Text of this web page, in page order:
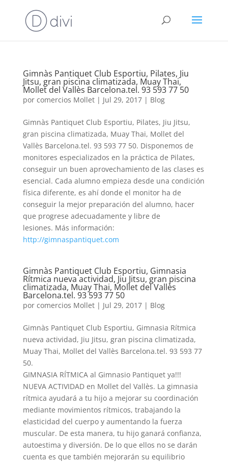
Gimnàs Pantiquet Club Esportiu, Pilates, Jiu
Jitsu, gran piscina climatizada, Muay Thai,
Mollet del Vallès Barcelona.tel. 93 593 77 50
por comercios Mollet| Jul 29, 2017| Blog
Gimnàs Pantiquet Club Esportiu, Pilates, Jiu Jitsu,
gran piscina climatizada, Muay Thai, Mollet del
Vallès Barcelona.tel. 93 593 77 50. Disponemos de
monitores especializados en la práctica de Pilates,
conseguir un buen aprovechamiento de las clases es
esencial. Cada alumno empieza desde una condición
física diferente, es ahí donde el monitor ha de
conseguir la mejor preparación del alumno, hacer
que progrese adecuadamente y libre de
lesiones. Más información:
http://gimnaspantiquet.com
Gimnàs Pantiquet Club Esportiu, Gimnasia
Rítmica nueva actividad, Jiu Jitsu, gran piscina
climatizada, Muay Thai, Mollet del Vallès
Barcelona.tel. 93 593 77 50
por comercios Mollet| Jul 29, 2017| Blog
Gimnàs Pantiquet Club Esportiu, Gimnasia Rítmica
nueva actividad, Jiu Jitsu, gran piscina climatizada,
Muay Thai, Mollet del Vallès Barcelona.tel. 93 593 77
50.
GIMNASIA RÍTMICA al Gimnasio Pantiquet ya!!!
NUEVA ACTIVIDAD en Mollet del Vallès. La gimnasia
rítmica ayudará a tu hijo a mejorar su coordinación
mediante movimientos rítmicos, trabajando la
elasticidad del cuerpo y aumentando la fuerza
muscular. De esta manera, tu hijo ganará confianza,
autoestima y diversión. De lo que ellos no se darán
cuenta es que también mejorarán su equilibrio